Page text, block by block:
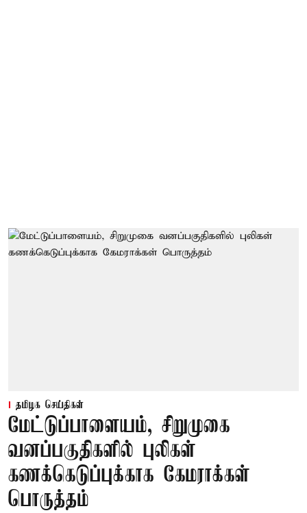
தமிழக செய்திகள்
மேட்டுப்பாளையம், சிறுமுகை
வனப்பகுதிகளில் புலிகள்
கணக்கெடுப்புக்காக கேமராக்கள்
பொருத்தம்